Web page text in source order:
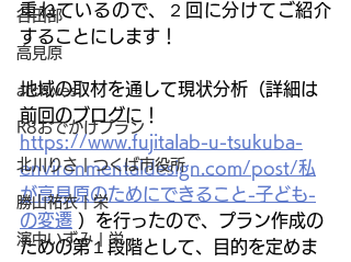
谷田部
高見原
archives
R8おでかけプラン
北川りさ | つくば市役所
勝山祐衣 | 栄
濱中いずみ | 栄
重ねているので、２回に分けてご紹介
することにします！
地域の取材を通して現状分析（詳細は
前回のブログに！
https://www.fujitalab-u-tsukuba-
environmentaldesign.com/post/私
が高見原のためにできること-子ども-
の変遷 ）を行ったので、プラン作成の
ための第１段階として、目的を定めま